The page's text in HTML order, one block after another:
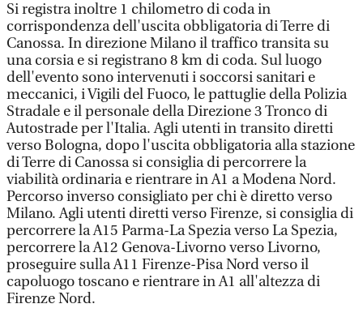
Si registra inoltre 1 chilometro di coda in
corrispondenza dell'uscita obbligatoria di Terre di
Canossa. In direzione Milano il traffico transita su
una corsia e si registrano 8 km di coda. Sul luogo
dell'evento sono intervenuti i soccorsi sanitari e
meccanici, i Vigili del Fuoco, le pattuglie della Polizia
Stradale e il personale della Direzione 3 Tronco di
Autostrade per l'Italia. Agli utenti in transito diretti
verso Bologna, dopo l'uscita obbligatoria alla stazione
di Terre di Canossa si consiglia di percorrere la
viabilità ordinaria e rientrare in A1 a Modena Nord.
Percorso inverso consigliato per chi è diretto verso
Milano. Agli utenti diretti verso Firenze, si consiglia di
percorrere la A15 Parma-La Spezia verso La Spezia,
percorrere la A12 Genova-Livorno verso Livorno,
proseguire sulla A11 Firenze-Pisa Nord verso il
capoluogo toscano e rientrare in A1 all'altezza di
Firenze Nord.